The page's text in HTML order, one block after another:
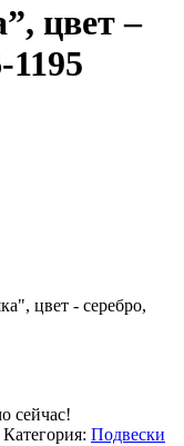
цвет –
1195
цвет - серебро,
сейчас!
Категория: Подвески